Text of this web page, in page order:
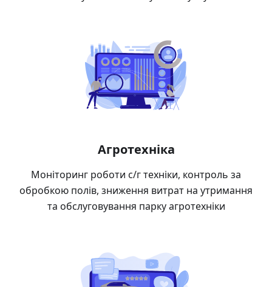
Агротехніка
Моніторинг роботи с/г техніки, контроль за
обробкою полів, зниження витрат на утримання
та обслуговування парку агротехніки